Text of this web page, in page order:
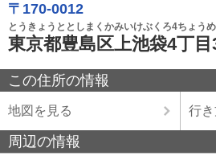
〒170-0012
とうきょうととしまくかみいけぶくろ4ちょう
東京都豊島区上池袋4丁目
この住所の情報
地図を見る 行
周辺の情報